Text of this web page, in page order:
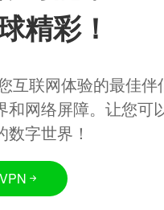
精彩！
互联网体验的最佳伴
和网络屏障。让您可
字世界！